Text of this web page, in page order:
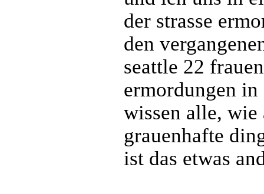
der strasse
den
seattle 22
ermordungen
wissen alle,
grauenhafte
ist das etwas